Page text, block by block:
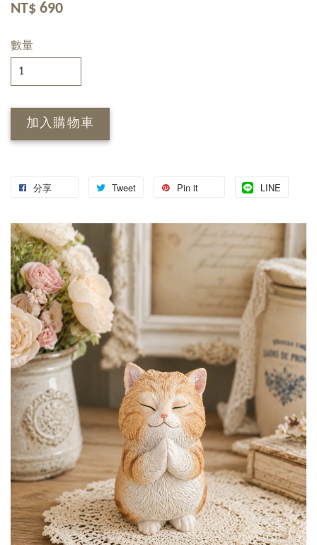
NT$ 690
數量
加入購物車
分享 Tweet Pin it LINE